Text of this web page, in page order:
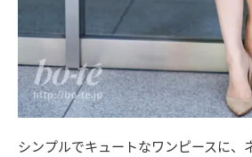
シンプルでキュートなワンピースに、